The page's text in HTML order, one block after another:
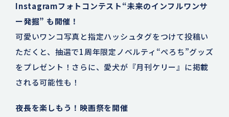
Instagramフォトコンテスト“未来のインフルワンサ
ー発掘” も開催！
可愛いワンコ写真と指定ハッシュタグをつけて投稿い
ただくと、抽選で1周年限定ノベルティ“ぺろち”グッズ
をプレゼント！さらに、愛犬が『月刊ケリー』に掲載
される可能性も！
夜長を楽しもう！映画祭を開催